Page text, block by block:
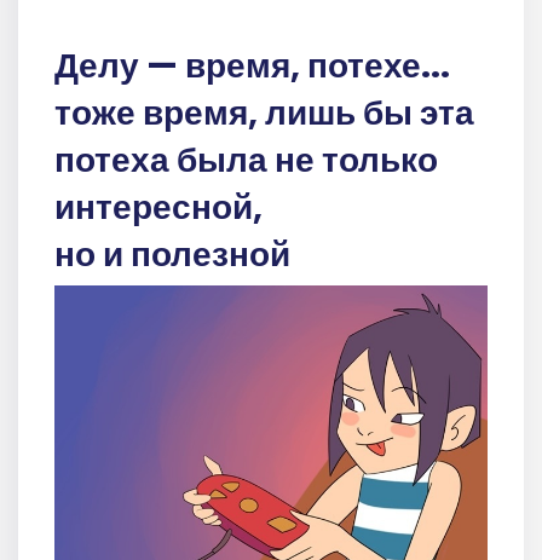
Делу — время, потехе...
тоже время, лишь бы эта
потеха была не только
интересной,
но и полезной